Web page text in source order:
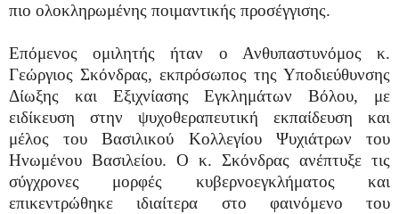
πιο ολοκληρωμένης ποιμαντικής προσέγγισης.
Επόμενος ομιλητής ήταν ο Ανθυπαστυνόμος κ.
Γεώργιος Σκόνδρας, εκπρόσωπος της Υποδιεύθυνσης
Δίωξης και Εξιχνίασης Εγκλημάτων Βόλου, με
ειδίκευση στην ψυχοθεραπευτική εκπαίδευση και
μέλος του Βασιλικού Κολλεγίου Ψυχιάτρων του
Ηνωμένου Βασιλείου. Ο κ. Σκόνδρας ανέπτυξε τις
σύγχρονες μορφές κυβερνοεγκλήματος και
επικεντρώθηκε ιδιαίτερα στο φαινόμενο του